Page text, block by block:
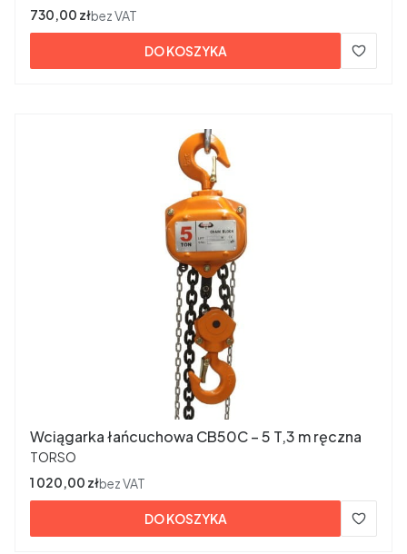
Cena
730,00 złbez VAT
DO KOSZYKA
Wciągarka łańcuchowa CB50C – 5 T,3 m ręczna
PRODUCENT
TORSO
Cena
1 020,00 złbez VAT
DO KOSZYKA